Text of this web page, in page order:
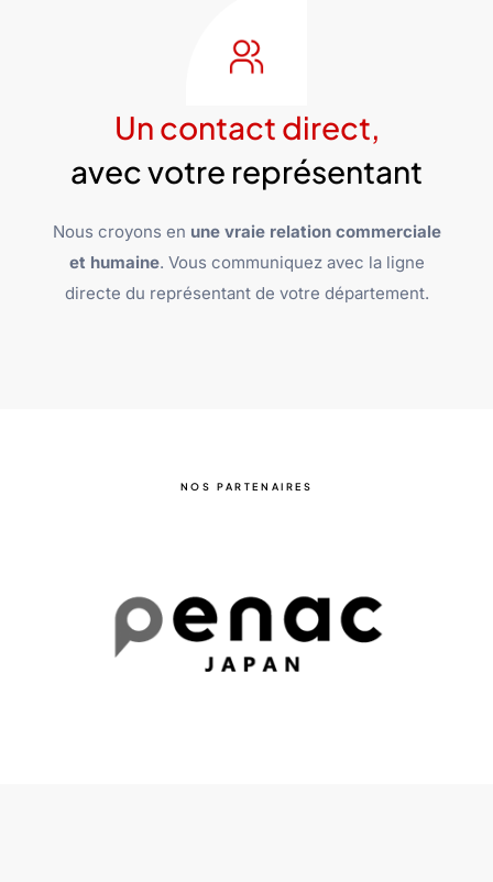
Un contact direct,
avec votre représentant
Nous croyons en une vraie relation commerciale
et humaine. Vous communiquez avec la ligne
directe du représentant de votre département.
NOS PARTENAIRES